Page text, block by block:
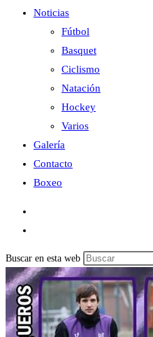
Noticias
Fútbol
Basquet
Ciclismo
Natación
Hockey
Varios
Galería
Contacto
Boxeo
Buscar en esta web